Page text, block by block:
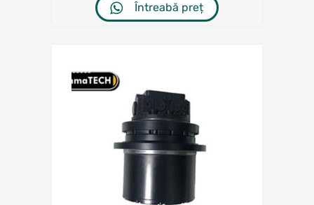
Întreabă preț